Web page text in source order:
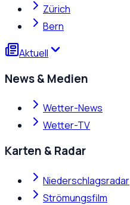
Zürich
Bern
Aktuell
News & Medien
Wetter-News
Wetter-TV
Karten & Radar
Niederschlagsradar
Strömungsfilm